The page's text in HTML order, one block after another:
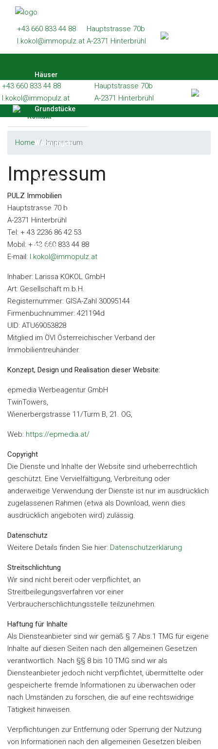
Häuser
Wohnungen
Gewerbe
Referenzen
Kontakt
+43 660 833 44 88
l.kokol@immopulz.at
Hauptstrasse 70b
A-2371 Hinterbrühl
Häuser
Grundstücke
Wohnungen
Gewerbe
Referenzen
Kontakt
+43 660 833 44 88
l.kokol@immopulz.at
Hauptstrasse 70b
A-2371 Hinterbrühl
Home Impressum
Impressum
PULZ Immobilien
Hauptstrasse 70 b
A-2371 Hinterbrühl
Tel: + 43 2236 86 42 53
Mobil: + 43 660 833 44 88
E-mail: l.kokol@immopulz.at
Inhaber: Larissa KOKOL GmbH
Art: Gesellschaft m.b.H.
Registernummer: GISA-Zahl 30095144
Firmenbuchnummer: 421194d
UID: ATU69053828
Mitglied im ÖVI Österreichischer Verband der
Immobilientreuhänder.
Konzept, Design und Realisation dieser Website:
epmedia Werbeagentur GmbH
TwinTowers,
Wienerbergstrasse 11/Turm B, 21. OG,
Web: https://epmedia.at/
Copyright
Die Dienste und Inhalte der Website sind urheberrechtlich
geschützt. Eine Vervielfältigung, Verbreitung oder
anderweitige Verwendung der Dienste ist nur im ausdrücklich
zugelassenen Rahmen (etwa als Download, wenn dies
ausdrücklich angeboten wird) zulässig.
Datenschutz
Weitere Details finden Sie hier: Datenschutzerklärung
Streitschlichtung
Wir sind nicht bereit oder verpflichtet, an
Streitbeilegungsverfahren vor einer
Verbraucherschlichtungsstelle teilzunehmen.
Haftung für Inhalte
Als Diensteanbieter sind wir gemäß § 7 Abs.1 TMG für eigene
Inhalte auf diesen Seiten nach den allgemeinen Gesetzen
verantwortlich. Nach §§ 8 bis 10 TMG sind wir als
Diensteanbieter jedoch nicht verpflichtet, übermittelte oder
gespeicherte fremde Informationen zu überwachen oder
nach Umständen zu forschen, die auf eine rechtswidrige
Tätigkeit hinweisen.
Verpflichtungen zur Entfernung oder Sperrung der Nutzung
von Informationen nach den allgemeinen Gesetzen bleiben